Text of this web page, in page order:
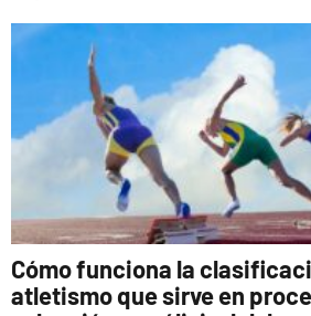
Cómo funciona la
atletismo que sirve en